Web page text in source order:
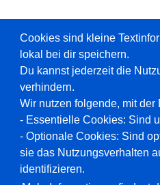
Cookies sind kleine
lokal bei dir speichern.
Du kannst jederzeit die
verhindern.
Wir nutzen folgende, mit
- Essentielle Cookies: Sind
- Optionale Cookies: Sind
sie das Nutzungsverhalten
identifizieren.